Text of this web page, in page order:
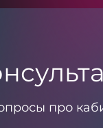
про